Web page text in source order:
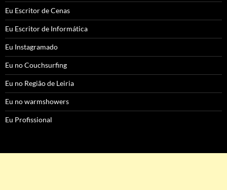
Eu Escritor de Cenas
Eu Escritor de Informática
Eu Instagramado
Eu no Couchsurfing
Eu no Região de Leiria
Eu no warmshowers
Eu Profissional